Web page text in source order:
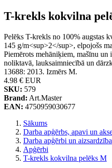
T-krekls kokvilna
Pelēks T-krekls no 100% augstas
145 g/m<sup>2</sup>, elpojošs
Piemērots mehāniķiem, mašīnu
noliktavā, lauksaimniecībā un
13688: 2013. Izmērs M.
4.98 € EUR
SKU: 579
Brand: Art.Master
EAN: 4750959030677
Sākums
Darba apģērbs, apavi un
Darba apģērbi un aizsardzība
Apģērbi
T-krekls kokvilna pelēks M